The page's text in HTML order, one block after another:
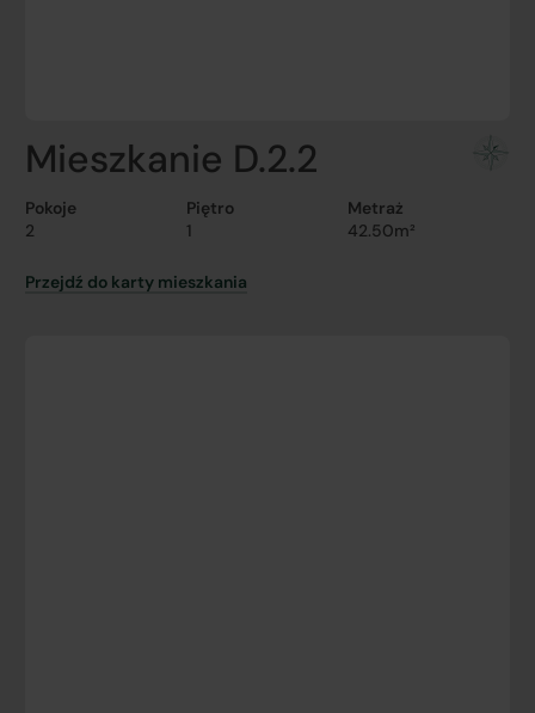
Mieszkanie D.2.2
Pokoje
2
Piętro
1
Metraż
42.50m²
Przejdź do karty mieszkania